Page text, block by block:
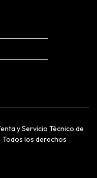
y Servicio Técnico de
Todos los derechos